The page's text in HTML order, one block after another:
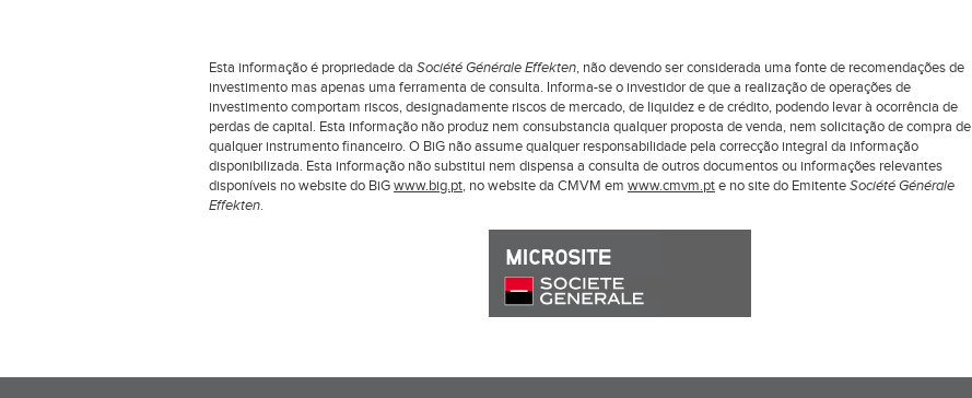
Esta informação é propriedade da Société Générale Effekten, não devendo ser considerada uma fonte de recomendações de
investimento mas apenas uma ferramenta de consulta. Informa-se o investidor de que a realização de operações de
investimento comportam riscos, designadamente riscos de mercado, de liquidez e de crédito, podendo levar à ocorrência de
perdas de capital. Esta informação não produz nem consubstancia qualquer proposta de venda, nem solicitação de compra de
qualquer instrumento financeiro. O BiG não assume qualquer responsabilidade pela correcção integral da informação
disponibilizada. Esta informação não substitui nem dispensa a consulta de outros documentos ou informações relevantes
disponíveis no website do BiGwww.big.pt, no website da CMVM em www.cmvm.pte no site do EmitenteSociété Générale
Effekten.